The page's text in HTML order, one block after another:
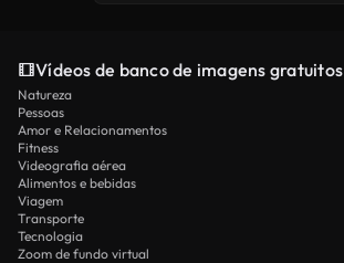
Vídeos de banco de imagens gratuitos
Natureza
Pessoas
Amor e Relacionamentos
Fitness
Videografia aérea
Alimentos e bebidas
Viagem
Transporte
Tecnologia
Zoom de fundo virtual